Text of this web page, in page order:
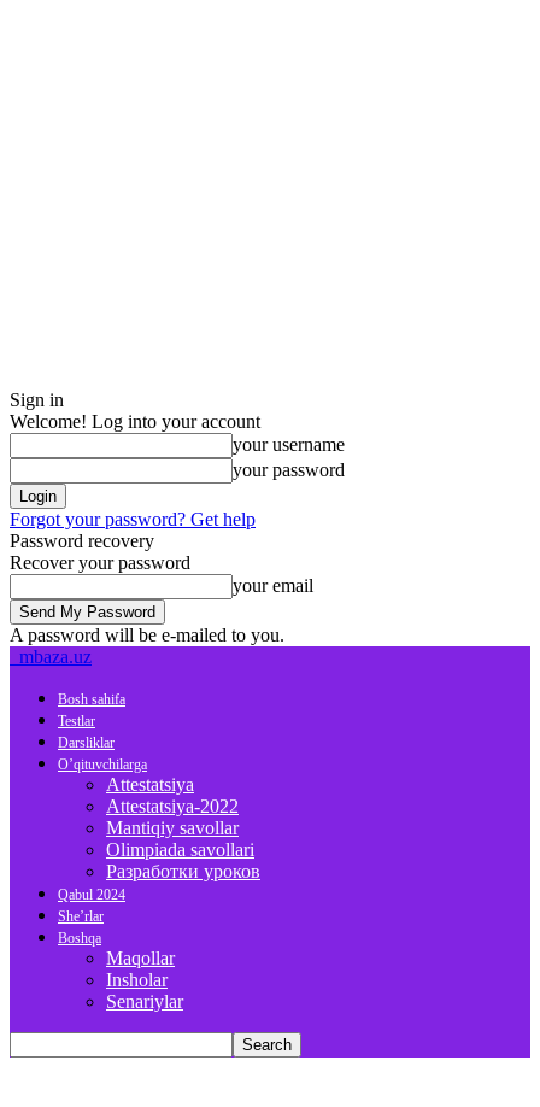
Sign in
Welcome! Log into your account
your username
your password
Forgot your password? Get help
Password recovery
Recover your password
your email
A password will be e-mailed to you.
mbaza.uz
Bosh sahifa
Testlar
Darsliklar
O’qituvchilarga
Attestatsiya
Attestatsiya-2022
Mantiqiy savollar
Olimpiada savollari
Разработки уроков
Qabul 2024
She’rlar
Boshqa
Maqollar
Insholar
Senariylar